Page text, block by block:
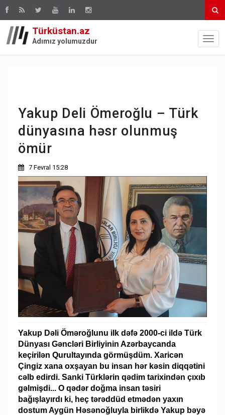
Türküstan.az
Adımız yolumuzdur
Yakup Deli Ömeroğlu – Türk
dünyasına həsr olunmuş
ömür
7 Fevral 15:28
Yakup Dəli Öməroğlunu ilk dəfə 2000-ci ildə Türk
Dünyası Gəncləri Birliyinin Azərbaycanda
keçirilən Qurultayında görmüşdüm. Xaricən
Çingiz xana oxşayan bu insan hər kəsin diqqətini
cəlb edirdi. Sanki Türklərin qədim tarixindən çıxıb
gəlmişdi... O qədər doğma insan təsiri
bağışlayırdı ki, heç tərəddüd etmədən yaxın
dostum Aygün Həsənoğluyla birlikdə Yakup bəyə